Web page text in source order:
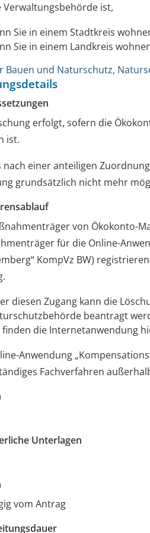
Verwaltungsbehörde ist,
Sie in einem Stadtkreis
Sie in einem Landkreis
Bauen und Naturschutz,
erfolgt, sofern die
ist.
nach einer anteiligen
grundsätzlich nicht mehr
von Ökokonto-
für die Online-
KompVz BW)
diesen Zugang kann die
beantragt
finden die Internetanwendung
Anwendung
Fachverfahren
Unterlagen
vom Antrag